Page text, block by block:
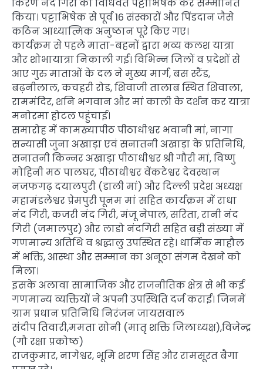
किरण नंद गिरी को विधिवत पट्टाभिषेक कर सम्मानित
किया। पट्टाभिषेक से पूर्व 16 संस्कारों और पिंडदान जैसे
कठिन आध्यात्मिक अनुष्ठान पूरे किए गए।
कार्यक्रम से पहले माता-बहनों द्वारा भव्य कलश यात्रा
और शोभायात्रा निकाली गई। विभिन्न जिलों व प्रदेशों से
आए गुरु माताओं के दल ने मुख्य मार्ग, बस स्टैंड,
बढ़नीलाल, कचहरी रोड, शिवाजी तालाब स्थित शिवाला,
राममंदिर, शनि भगवान और मां काली के दर्शन कर यात्रा
मनोरमा होटल पहुंचाई।
समारोह में कामख्यापीठ पीठाधीश्वर भवानी मां, नागा
सन्यासी जुना अखाड़ा एवं सनातनी अखाड़ा के प्रतिनिधि,
सनातनी किन्नर अखाड़ा पीठाधीश्वर श्री गौरी मां, विष्णु
मोहिनी मठ पालघर, पीठाधीश्वर वेंकटेश्वर देवस्थान
नजफगढ़ दयालपुरी (डाली मां) और दिल्ली प्रदेश अध्यक्ष
महामंडलेश्वर प्रेमपुरी पूनम मां सहित कार्यक्रम में राधा
नंद गिरी, कजरी नंद गिरी, मंजू नेपाल, सरिता, रानी नंद
गिरी (जमालपुर) और लाडो नंदगिरी सहित बड़ी संख्या में
गणमान्य अतिथि व श्रद्धालु उपस्थित रहे। धार्मिक माहौल
में भक्ति, आस्था और सम्मान का अनूठा संगम देखने को
मिला।
इसके अलावा सामाजिक और राजनीतिक क्षेत्र से भी कई
गणमान्य व्यक्तियों ने अपनी उपस्थिति दर्ज कराई। जिनमें
ग्राम प्रधान प्रतिनिधि निरंजन जायसवाल
संदीप तिवारी,ममता सोनी (मातृ शक्ति जिलाध्यक्ष),विजेन्द्र
(गौ रक्षा प्रकोष्ठ)
राजकुमार, नागेश्वर, भूमि शरण सिंह और रामसूरत बैगा